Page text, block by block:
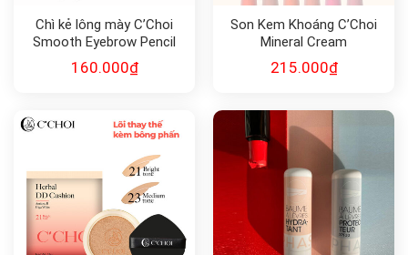
Chì kẻ lông mày C’Choi
Smooth Eyebrow Pencil
160.000₫
Son Kem Khoáng C’Choi
Mineral Cream
215.000₫